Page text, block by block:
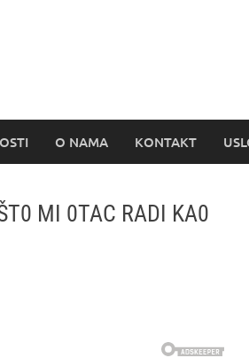
O NAMA KONTAKT
MI 0TAC RADI KA0